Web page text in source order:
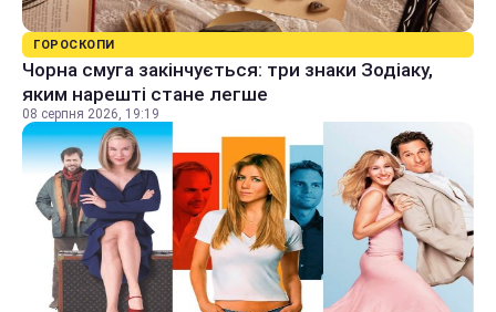
ГОРОСКОПИ
Чорна смуга закінчується: три знаки Зодіаку,
яким нарешті стане легше
08 серпня 2026, 19:19